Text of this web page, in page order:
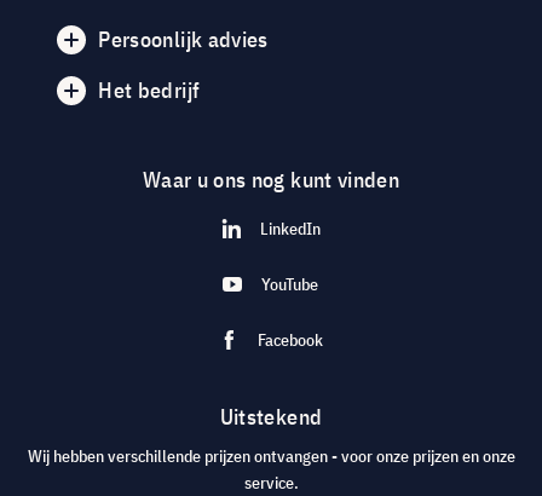
Persoonlijk advies
Het bedrijf
Waar u ons nog kunt vinden
LinkedIn
YouTube
Facebook
Uitstekend
Wij hebben verschillende prijzen ontvangen - voor onze prijzen en onze
service.